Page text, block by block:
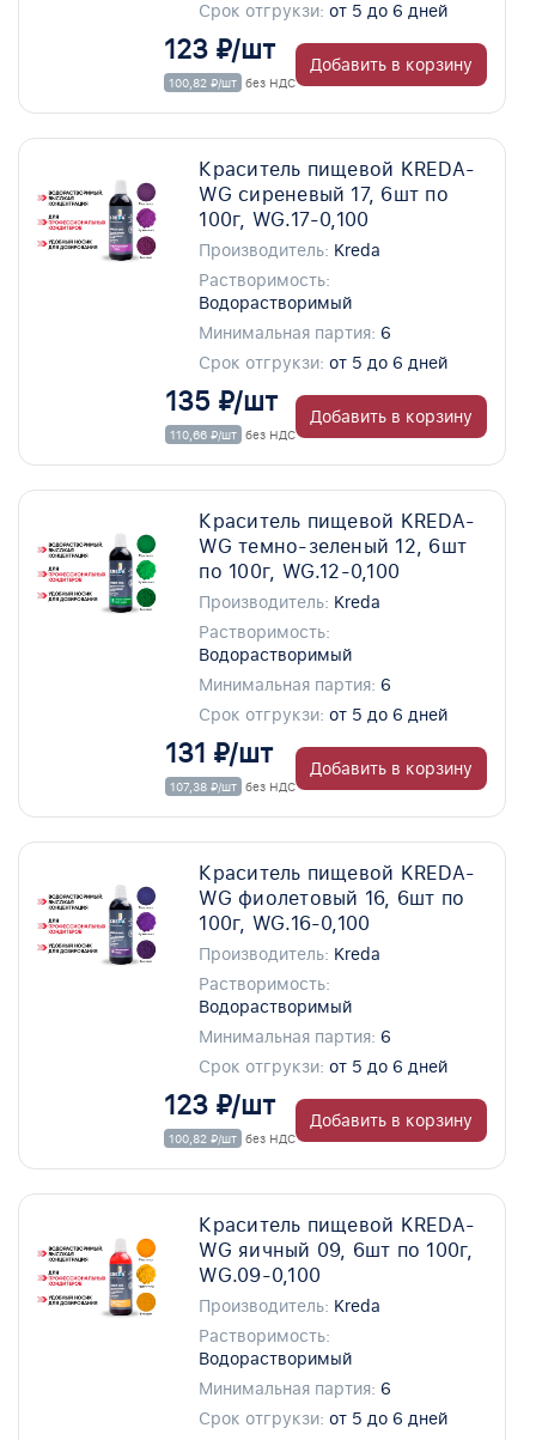
Срок отгрукзи: от 5 до 6 дней
123 ₽/шт
100,82 ₽/шт без НДС
Добавить в корзину
Краситель пищевой KREDA-
WG сиреневый 17, 6шт по
100г, WG.17-0,100
Производитель: Kreda
Растворимость:
Водорастворимый
Минимальная партия: 6
Срок отгрукзи: от 5 до 6 дней
135 ₽/шт
110,66 ₽/шт без НДС
Добавить в корзину
Краситель пищевой KREDA-
WG темно-зеленый 12, 6шт
по 100г, WG.12-0,100
Производитель: Kreda
Растворимость:
Водорастворимый
Минимальная партия: 6
Срок отгрукзи: от 5 до 6 дней
131 ₽/шт
107,38 ₽/шт без НДС
Добавить в корзину
Краситель пищевой KREDA-
WG фиолетовый 16, 6шт по
100г, WG.16-0,100
Производитель: Kreda
Растворимость:
Водорастворимый
Минимальная партия: 6
Срок отгрукзи: от 5 до 6 дней
123 ₽/шт
100,82 ₽/шт без НДС
Добавить в корзину
Краситель пищевой KREDA-
WG яичный 09, 6шт по 100г,
WG.09-0,100
Производитель: Kreda
Растворимость:
Водорастворимый
Минимальная партия: 6
Срок отгрукзи: от 5 до 6 дней